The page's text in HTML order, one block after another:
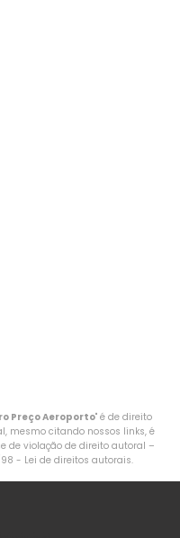
Preço Aeroporto" é de direito
mesmo citando nossos links, é
de violação de direito autoral –
98 - Lei de direitos autorais.